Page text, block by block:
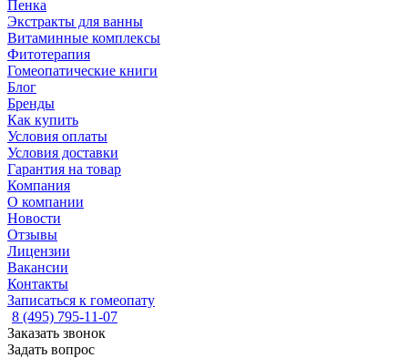
Пенка
Экстракты для ванны
Витаминные комплексы
Фитотерапия
Гомеопатические книги
Блог
Бренды
Как купить
Условия оплаты
Условия доставки
Гарантия на товар
Компания
О компании
Новости
Отзывы
Лицензии
Вакансии
Контакты
Записаться к гомеопату
8 (495) 795-11-07
Заказать звонок
Задать вопрос